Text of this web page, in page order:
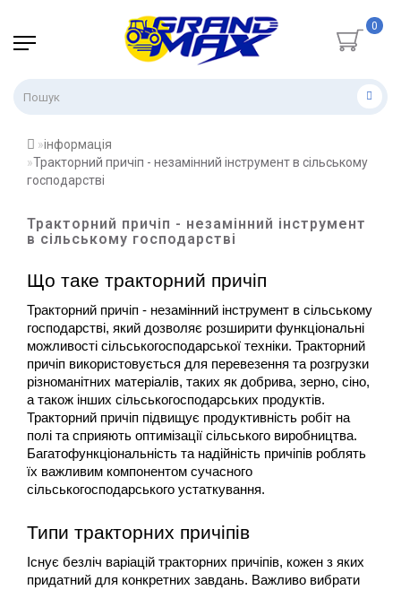
0
інформація
Тракторний причіп - незамінний інструмент в сільському
господарстві
Тракторний причіп - незамінний інструмент
в сільському господарстві
Що таке тракторний причіп
Тракторний причіп - незамінний інструмент в сільському
господарстві, який дозволяє розширити функціональні
можливості сільськогосподарської техніки. Тракторний
причіп використовується для перевезення та розгрузки
різноманітних матеріалів, таких як добрива, зерно, сіно,
а також інших сільськогосподарських продуктів.
Тракторний причіп підвищує продуктивність робіт на
полі та сприяють оптимізації сільського виробництва.
Багатофункціональність та надійність причіпів роблять
їх важливим компонентом сучасного
сільськогосподарського устаткування.
Типи тракторних причіпів
Існує безліч варіацій тракторних причіпів, кожен з яких
придатний для конкретних завдань. Важливо вибрати